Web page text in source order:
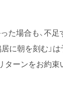
た場合も、不
居に朝を刻む」
ターンをお約束